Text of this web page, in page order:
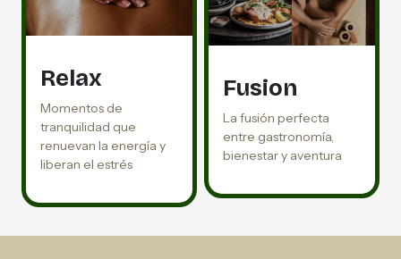
Relax
Momentos de
tranquilidad que
renuevan la energía y
liberan el estrés
Fusion
La fusión perfecta
entre gastronomía,
bienestar y aventura